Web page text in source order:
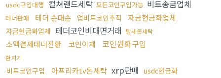
usdc구입대행 컬쳐랜드세탁 모든코인구입가능 비트송금업체
테더판매 테더 손대손 업비트코인추적 자금현금화업체
자금현금화업체 테더코인비대면거래 탈세돈세탁
소액결제테더전환 코인이체 코인원화구입
환치기
비트코인구입 아프리카tv돈세탁 xrp판매 usdc현금화